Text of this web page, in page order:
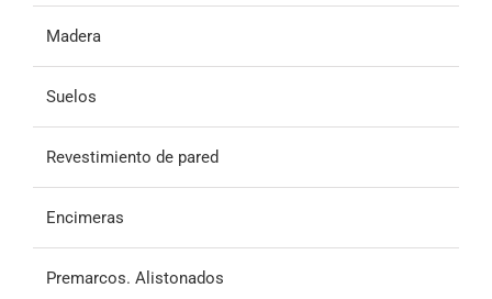
Madera
Suelos
Revestimiento de pared
Encimeras
Premarcos. Alistonados